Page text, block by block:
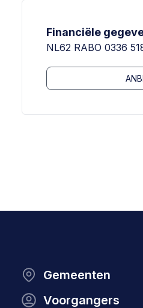
Financiële
NL62 RABO 0336
ANBI
Gemeenten
Voorgangers